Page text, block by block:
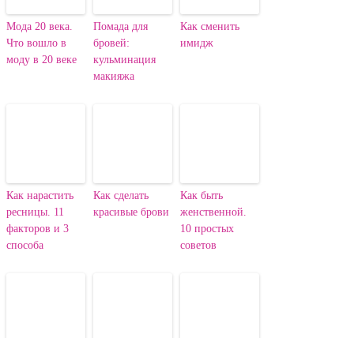
Мода 20 века.
Что вошло в
моду в 20 веке
Помада для
бровей:
кульминация
макияжа
Как сменить
имидж
Как нарастить
ресницы. 11
факторов и 3
способа
Как сделать
красивые брови
Как быть
женственной.
10 простых
советов